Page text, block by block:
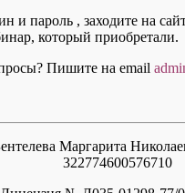
и пароль , заходите на
который приобретали.
Пишите на email a
Маргарита
322774600576710